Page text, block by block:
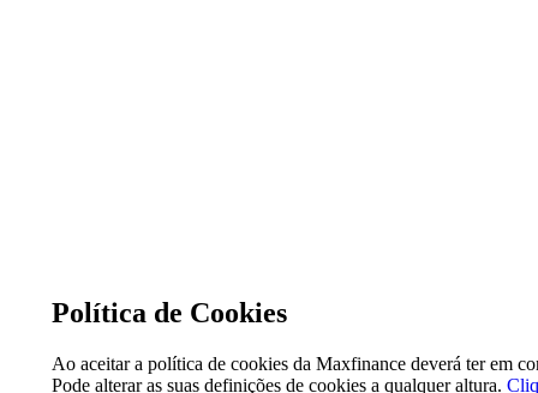
Política de Cookies
Ao aceitar a política de cookies da Maxfinance deverá ter em
Pode alterar as suas definições de cookies a qualquer altura.